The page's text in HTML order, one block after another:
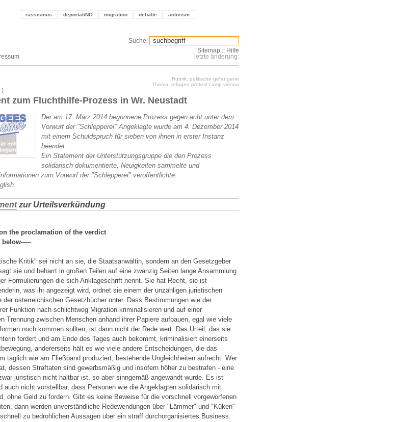
rassismus deportatiNO migration debatte activism
Suche:
Sitemap :: Hilfe
letzte änderung:
Rubrik: politische gefangene
Thema: refugee protest camp vienna
]
zum Fluchthilfe-Prozess in Wr. Neustadt
Der am 17. März 2014 begonnene Prozess gegen acht unter dem
Vorwurf der "Schlepperei" Angeklagte wurde am 4. Dezember 2014
mit einem Schuldspruch für sieben von ihnen in erster Instanz
beendet.
Ein Statement der Unterstützungsgruppe die den Prozess
solidarisch dokumentierte, Neuigkeiten sammelte und
zum Vorwurf der "Schlepperei" veröffentlichte.
zur Urteilsverkündung
the proclamation of the verdict
Kritik" sei nicht an sie, die Staatsanwältin, sondern an den Gesetzgeber
sie und beharrt in großen Teilen auf eine zwanzig Seiten lange Ansammlung
Formulierungen die sich Anklageschrift nennt. Sie hat Recht, sie ist
was ihr angezeigt wird, ordnet sie einem der unzähligen juristischen
der österreichischen Gesetzbücher unter. Dass Bestimmungen wie der
Funktion nach schlichtweg Migration kriminalisieren und auf einer
Trennung zwischen Menschen anhand ihrer Papiere aufbauen, egal wie viele
noch kommen sollten, ist dann nicht der Rede wert. Das Urteil, das sie
fordert und am Ende des Tages auch bekommt, kriminalisiert einerseits
andererseits hält es wie viele andere Entscheidungen, die das
täglich wie am Fließband produziert, bestehende Ungleichheiten aufrecht: Wer
dessen Straftaten sind gewerbsmäßig und insofern höher zu bestrafen - eine
juristisch nicht haltbar ist, so aber sinngemäß angewandt wurde. Es ist
auch nicht vorstellbar, dass Personen wie die Angeklagten solidarisch mit
ohne Geld zu fordern. Gibt es keine Beweise für die vorschnell vorgeworfenen
dann werden unverständliche Redewendungen über "Lämmer" und "Küken"
zu bedrohlichen Aussagen über ein straff durchorganisiertes Business.